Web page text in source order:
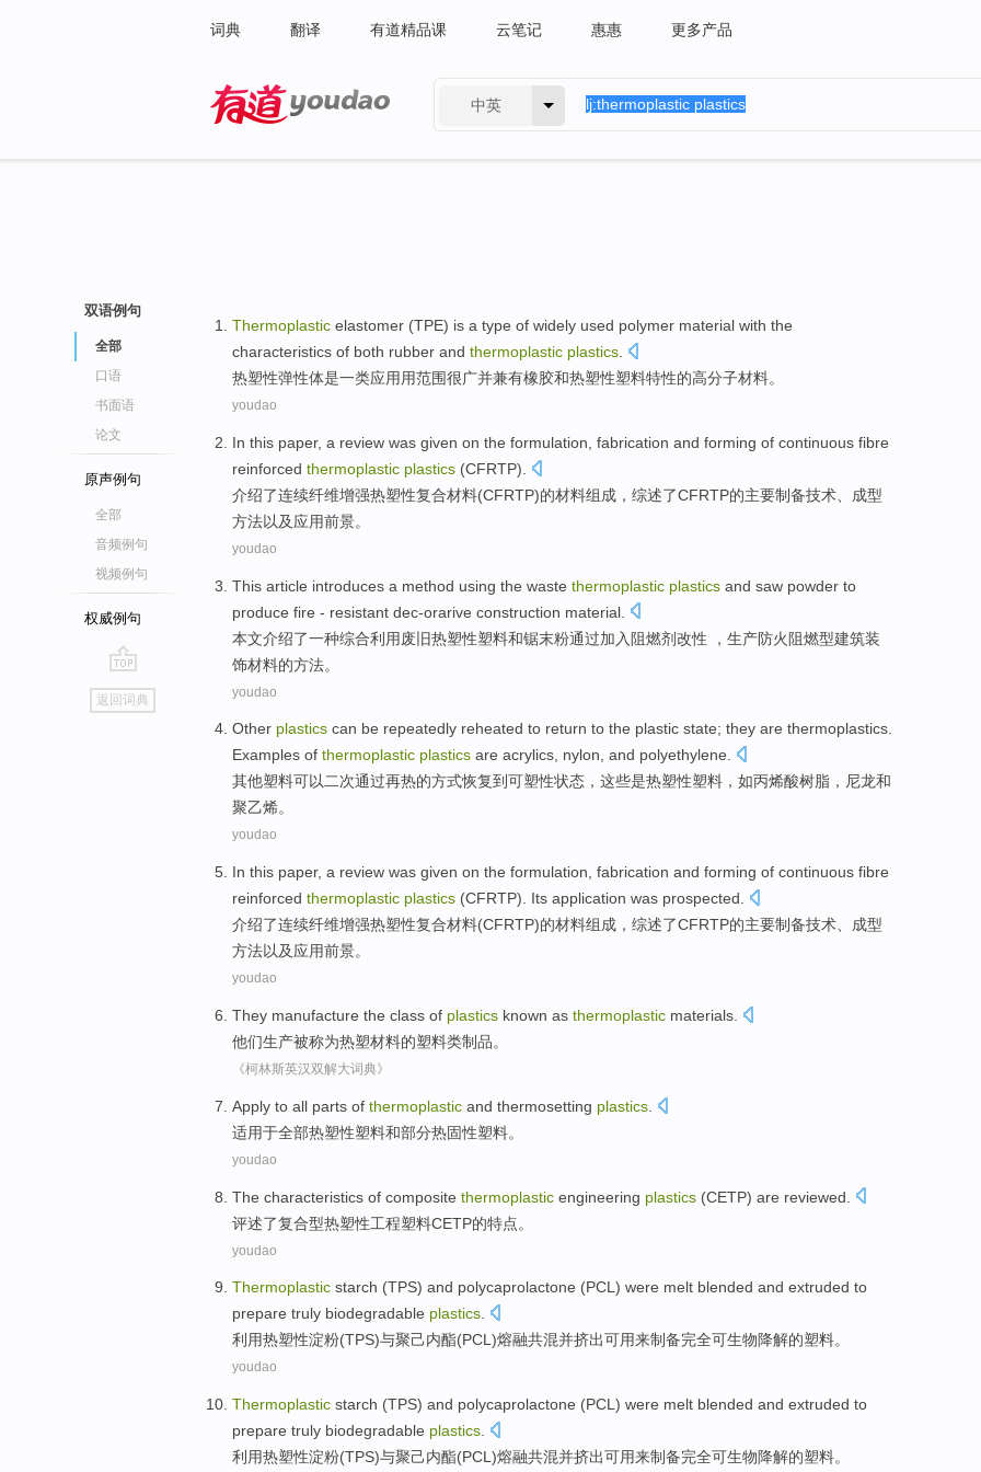
词典 翻译 有道精品课 云笔记 惠惠 更多产品
中英
双语例句
全部
口语
书面语
论文
原声例句
全部
音频例句
视频例句
权威例句
go
top
返回词典
Thermoplastic elastomer (TPE) is a type of widely used polymer material with the
characteristics of both rubber and thermoplastic plastics
热塑性弹性体是一类应用 用范围很广并兼有橡胶和热塑性塑料特性的高分子材料。
youdao
In this paper, a review was given on the formulation, fabrication and forming of continuous fibre
reinforced thermoplastic plastics (CFRTP).
介绍了连续纤维增强热塑性复合材料(CFRTP)的材料组成， 综述了CFRTP的主要制备技术、 成型
方法以及应用前景。
youdao
This article introduces a method using the waste thermoplastic plastics and saw powder to
produce fire - resistant dec-orarive construction material
本文介绍了一种综合利用废旧热塑性塑料和锯末粉通过加入阻燃剂改性 ， 生产防火阻燃型建筑装
饰材料的方法。
youdao
Other plastics can be repeatedly reheated to return to the plastic state; they are thermoplastics.
Examples of thermoplastic plastics are acrylics, nylon, and polyethylene.
其他塑料可以二次通过再热的方式恢复到可塑性状态 ， 这些是热塑性塑料， 如丙烯酸树脂 ， 尼龙和
聚乙烯。
youdao
In this paper, a review was given on the formulation, fabrication and forming of continuous fibre
reinforced thermoplastic plastics (CFRTP). Its application was prospected
介绍了连续纤维增强热塑性复合材料(CFRTP)的材料组成， 综述了CFRTP的主要制备技术、 成型
方法以及应用前景。
youdao
They manufacture the class of plastics known as thermoplastic materials
他们生产被称为热塑材料的塑料类制品。
《柯林斯英汉双解大词典》
Apply to all parts of thermoplastic and thermosetting plastics
适用于全部热塑性塑料和部分热固性塑料。
youdao
The characteristics of composite thermoplastic engineering plastics (CETP) are reviewed
评述了复合型热塑性工程塑料CETP的特点。
youdao
Thermoplastic starch (TPS) and polycaprolactone (PCL) were melt blended and extruded to
prepare truly biodegradable plastics.
利用热塑性淀粉(TPS)与聚己内酯(PCL)熔融共混并挤出可用来制备完全可生物降解的塑料。
youdao
Thermoplastic starch (TPS) and polycaprolactone (PCL ) were melt blended and extruded to
prepare truly biodegradable plastics
利用热塑性淀粉(TPS)与聚己内酯(PCL )熔融共混并挤出可用来制备完全可生物降解的塑料。